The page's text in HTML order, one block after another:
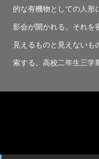
的な有機物としての人形
影会が開かれる。それを
見えるものと見えない
索する。高校二年生三学